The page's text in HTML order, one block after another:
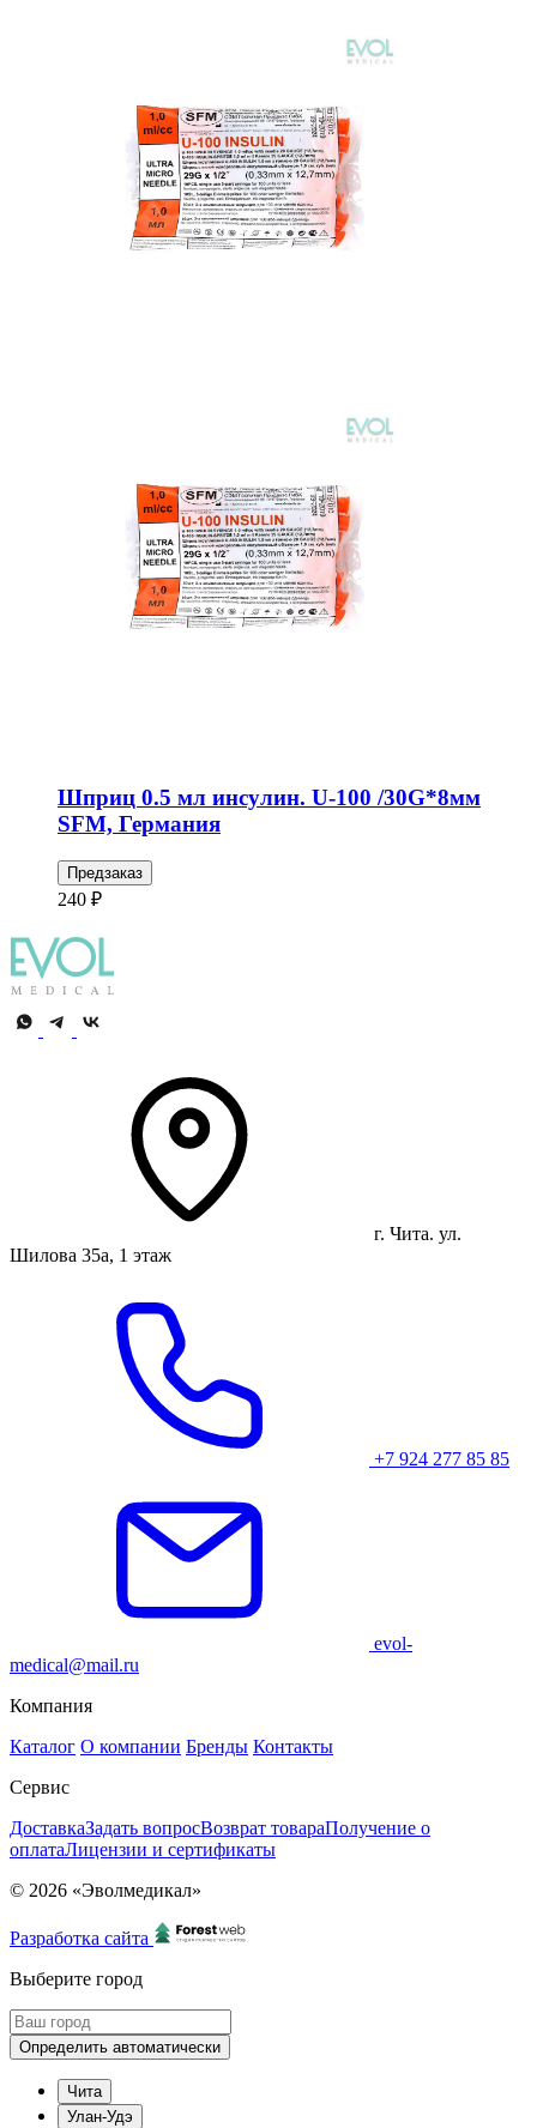
Шприц 0.5 мл инсулин. U-100 /30G*8мм
SFM, Германия
Предзаказ
240 ₽
г. Чита. ул.
Шилова 35а, 1 этаж
+7 924 277 85 85
evol-
medical@mail.ru
Компания
Каталог О компании Бренды Контакты
Сервис
ДоставкаЗадать вопросВозврат товараПолучение о
оплатаЛицензии и сертификаты
© 2026 «Эволмедикал»
Разработка сайта
Выберите город
Определить автоматически
Чита
Улан-Удэ